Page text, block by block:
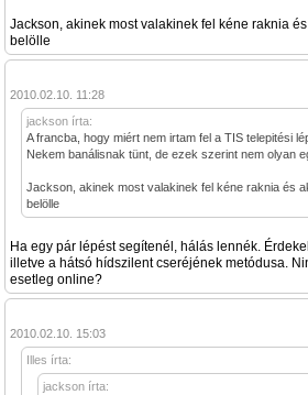
Jackson, akinek most valakinek fel kéne raknia
belölle
2010.02.10. 11:28
jackson írta:
A francba, hogy miért nem irtam fel a TIS telepitési
Nekem banálisnak tünt, de ezek szerint nem olyan
Jackson, akinek most valakinek fel kéne raknia és
belölle
Ha egy pár lépést segítenél, hálás lennék.
illetve a hátsó hídszilent cseréjének metódusa.
esetleg online?
2010.02.10. 15:03
Illes írta:
jackson írta: